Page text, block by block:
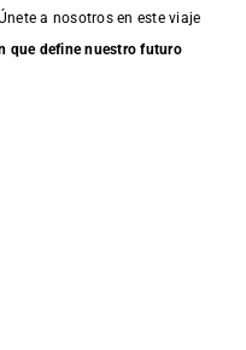
a nosotros en este viaje
que define nuestro futuro